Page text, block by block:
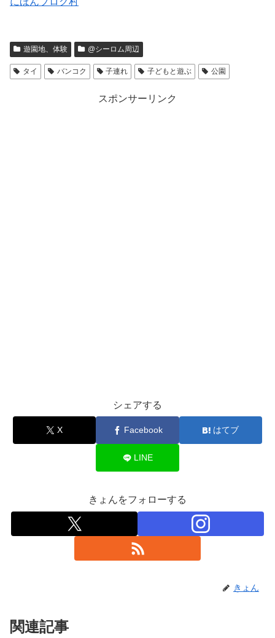
遊園地、体験 @シーロム周辺
タイ バンコク 子連れ 子どもと遊ぶ 公園
スポンサーリンク
シェアする
X Facebook はてブ
LINE
きょんをフォローする
きょん
関連記事